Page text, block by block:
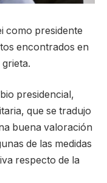
como presidente
encontrados en
presidencial,
que se tradujo
buena valoración
de las medidas
respecto de la